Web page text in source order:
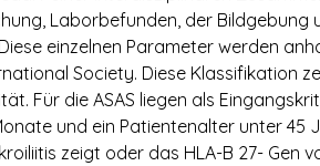
Laborbefunden, der Bildgebung
einzelnen Parameter werden
Society. Diese Klassifikation
Für die ASAS liegen als
und ein Patientenalter unter
zeigt oder das HLA-B 27- Gen